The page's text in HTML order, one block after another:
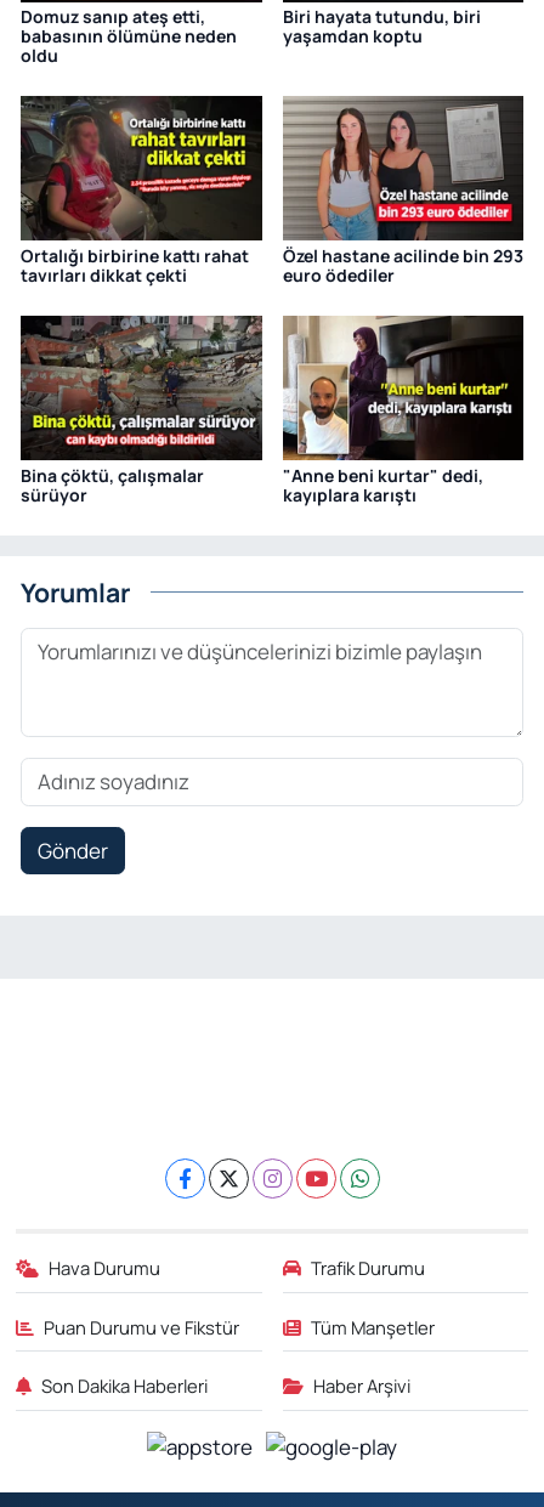
Domuz sanıp ateş etti,
babasının ölümüne neden
oldu
Biri hayata tutundu, biri
yaşamdan koptu
Ortalığı birbirine kattı rahat
tavırları dikkat çekti
Özel hastane acilinde bin 293
euro ödediler
Bina çöktü, çalışmalar
sürüyor
"Anne beni kurtar" dedi,
kayıplara karıştı
Yorumlar
Gönder
Hava Durumu Trafik Durumu
Puan Durumu ve Fikstür Tüm Manşetler
Son Dakika Haberleri Haber Arşivi